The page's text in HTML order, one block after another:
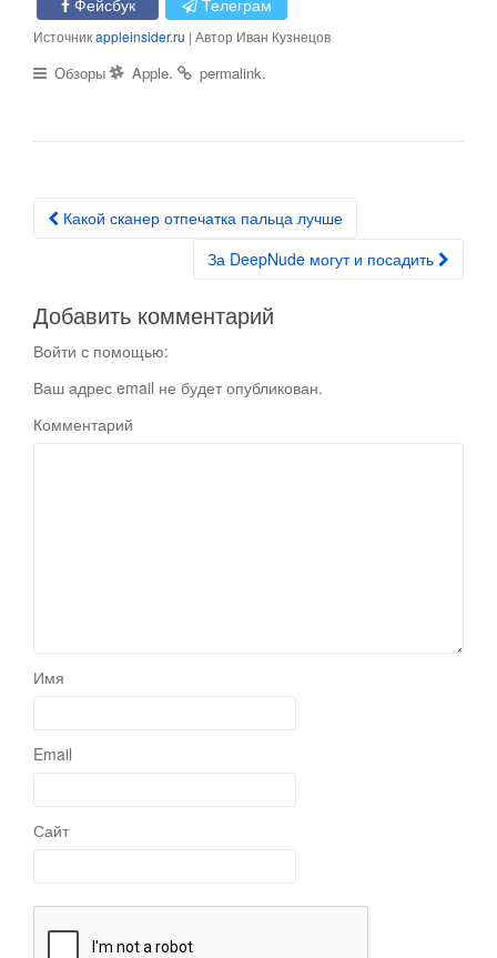
Фейсбук Телеграм
Источникappleinsider.ru | Автор Иван Кузнецов
Обзоры Apple. permalink.
Post navigation
Какой сканер отпечатка пальца лучше
За DeepNude могут и посадить
Добавить комментарий
Войти с помощью:
Ваш адрес email не будет опубликован.
Комментарий
Имя
Email
Сайт